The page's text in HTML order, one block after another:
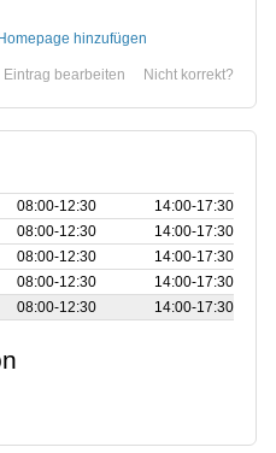
hinzufügen
Nicht korrekt?
Eintrag bearbeiten
08:00‑12:30
14:00‑17:30
08:00‑12:30
14:00‑17:30
08:00‑12:30
14:00‑17:30
08:00‑12:30
14:00‑17:30
08:00‑12:30 14:00‑17:30